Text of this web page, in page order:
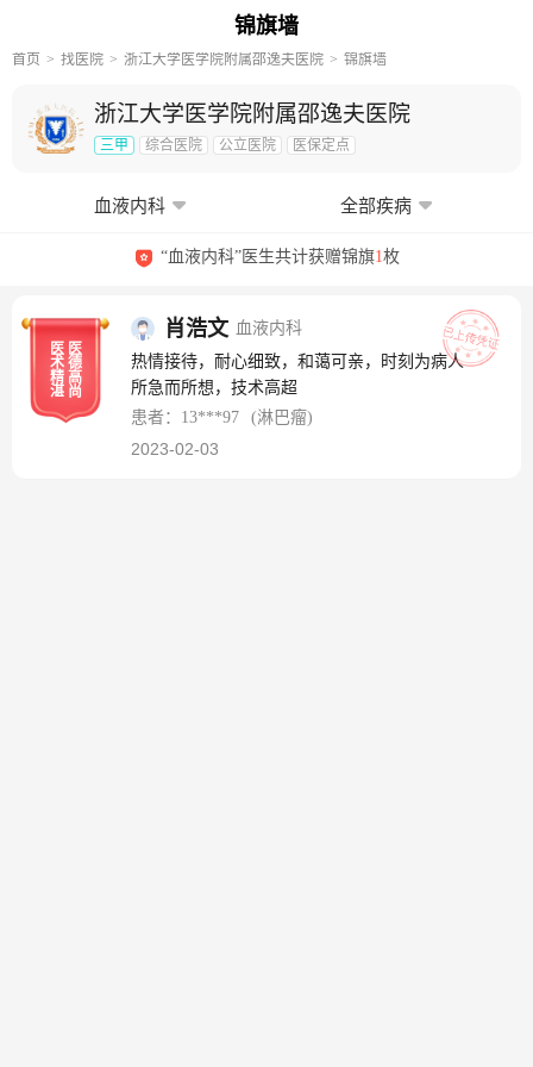
锦旗墙
首页 找医院 浙江大学医学院附属邵逸夫医院 锦旗墙
浙江大学医学院附属邵逸夫医院
三甲 综合医院 公立医院 医保定点
“血液内科”医生共计获赠锦旗1枚
血液内科 全部疾病
医
术
精
湛
医
德
高
尚
肖浩文 血液内科
热情接待，耐心细致，和蔼可亲，时刻为病人
所急而所想，技术高超
患者：13***97
(淋巴瘤)
2023-02-03